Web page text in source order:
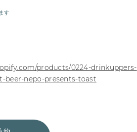
す
products/0224-drinkuppers-
beer-nepo-presents-toast